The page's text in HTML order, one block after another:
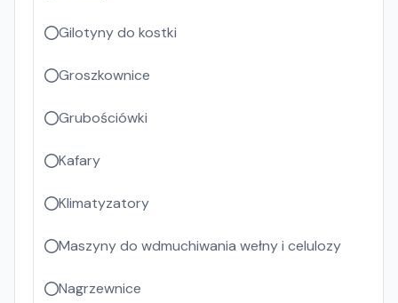
Gilotyny do kostki
Groszkownice
Grubościówki
Kafary
Klimatyzatory
Maszyny do wdmuchiwania wełny i celulozy
Nagrzewnice